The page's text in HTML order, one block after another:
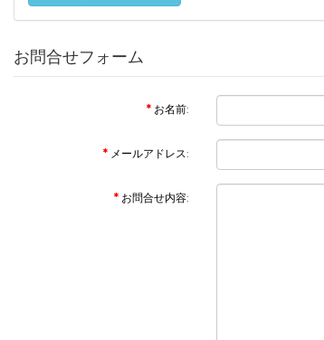
お問合せフォーム
お名前:
メールアドレス:
お問合せ内容: